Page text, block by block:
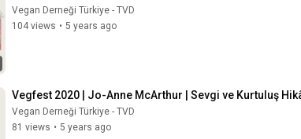
Vegan Derneği Türkiye - TVD
104 views • 5 years ago
Vegfest 2020 | Jo-Anne McArthur | Sevgi ve Kurtuluş
Vegan Derneği Türkiye - TVD
81 views • 5 years ago